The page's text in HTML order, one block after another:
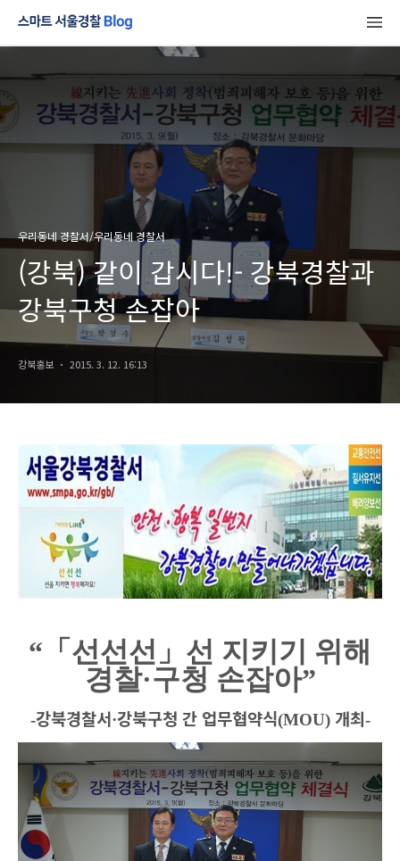
우리동네 경찰서/우리동네 경찰서
(강북) 같이 갑시다!- 강북경찰과
강북구청 손잡아
강북홍보 2015. 3. 12. 16:13
“ 「 선선선 」선 지키기 위해
경찰·구청 손잡아”
-강북경찰서·강북구청 간 업무협약식(MOU)개최-